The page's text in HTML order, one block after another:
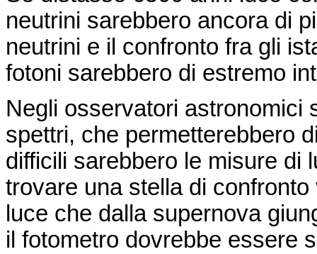
neutrini sarebbero ancora di
neutrini e il confronto fra gli
fotoni sarebbero di estremo
Negli osservatori astronomici
spettri, che permetterebbero
difficili sarebbero le misure di
trovare una stella di
luce che dalla supernova
il fotometro dovrebbe essere